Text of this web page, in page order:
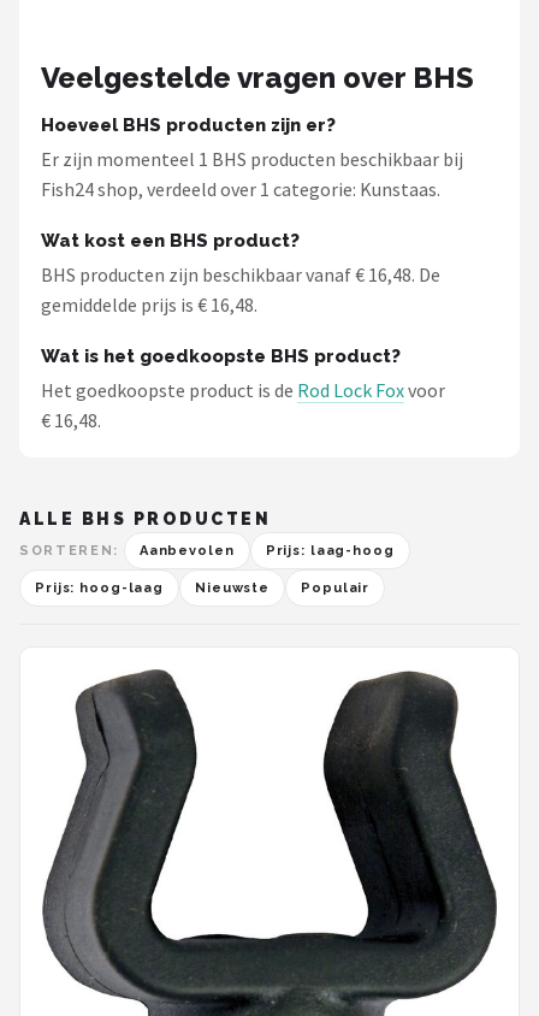
Veelgestelde vragen over BHS
Hoeveel BHS producten zijn er?
Er zijn momenteel 1 BHS producten beschikbaar bij
Fish24 shop, verdeeld over 1 categorie: Kunstaas.
Wat kost een BHS product?
BHS producten zijn beschikbaar vanaf € 16,48. De
gemiddelde prijs is € 16,48.
Wat is het goedkoopste BHS product?
Het goedkoopste product is de Rod Lock Foxvoor
€ 16,48.
ALLE BHS PRODUCTEN
SORTEREN: Aanbevolen Prijs: laag-hoog
Prijs: hoog-laag Nieuwste Populair